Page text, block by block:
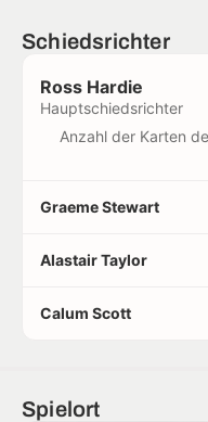
Schiedsrichter
Ross Hardie
Hauptschiedsrichter
Anzahl der Karten
Graeme Stewart
Alastair Taylor
Calum Scott
Spielort